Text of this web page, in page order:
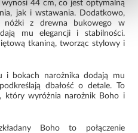
wynosi 44 cm, co jest optymalną
jak i wstawania. Dodatkowo,
nóżki z drewna bukowego w
mu elegancji i stabilności.
tkaniną, tworząc stylowy i
i bokach narożnika dodają mu
dbałość o detale. To
który wyróżnia narożnik Boho i
Boho to połączenie